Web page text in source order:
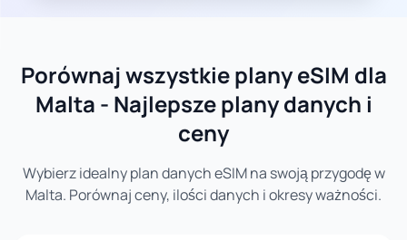
Porównaj wszystkie plany eSIM dla
Malta - Najlepsze plany danych i
ceny
Wybierz idealny plan danych eSIM na swoją przygodę w
Malta. Porównaj ceny, ilości danych i okresy ważności.